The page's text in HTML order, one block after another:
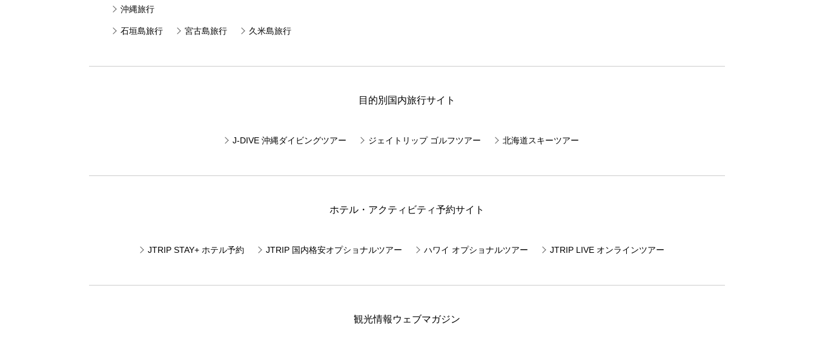
沖縄旅行
石垣島旅行 宮古島旅行 久米島旅行
目的別国内旅行サイト
J-DIVE 沖縄ダイビングツアー ジェイトリップ ゴルフツアー 北海道スキーツアー
ホテル・アクティビティ予約サイト
JTRIP STAY+ ホテル予約 JTRIP 国内格安オプショナルツアー ハワイ オプショナルツアー JTRIP LIVE オンラインツアー
観光情報ウェブマガジン